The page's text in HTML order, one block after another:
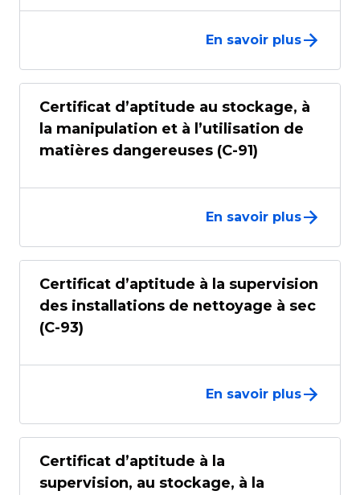
En savoir plus
Certificat d’aptitude au stockage, à
la manipulation et à l’utilisation de
matières dangereuses (C-91)
En savoir plus
Certificat d’aptitude à la supervision
des installations de nettoyage à sec
(C-93)
En savoir plus
Certificat d’aptitude à la
supervision, au stockage, à la